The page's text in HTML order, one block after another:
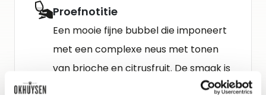
Proefnotitie
Een mooie fijne bubbel die imponeert
met een complexe neus met tonen
van brioche en citrusfruit. De smaak is
mooi droog, zuiver en verfijnd met een